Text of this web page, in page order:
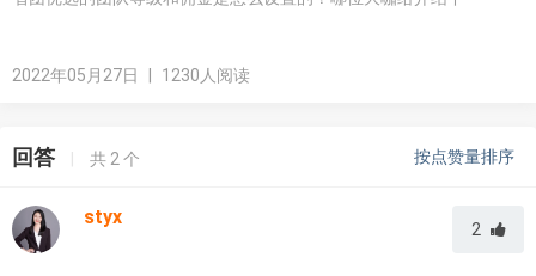
2022年05月27日 1230人阅读
回答 | 共 2 个 按点赞量排序
styx
2